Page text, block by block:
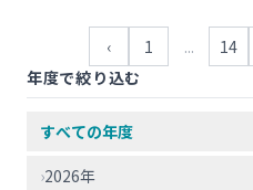
‹ 1 ... 14
年度で絞り込む
すべての年度
›2026年